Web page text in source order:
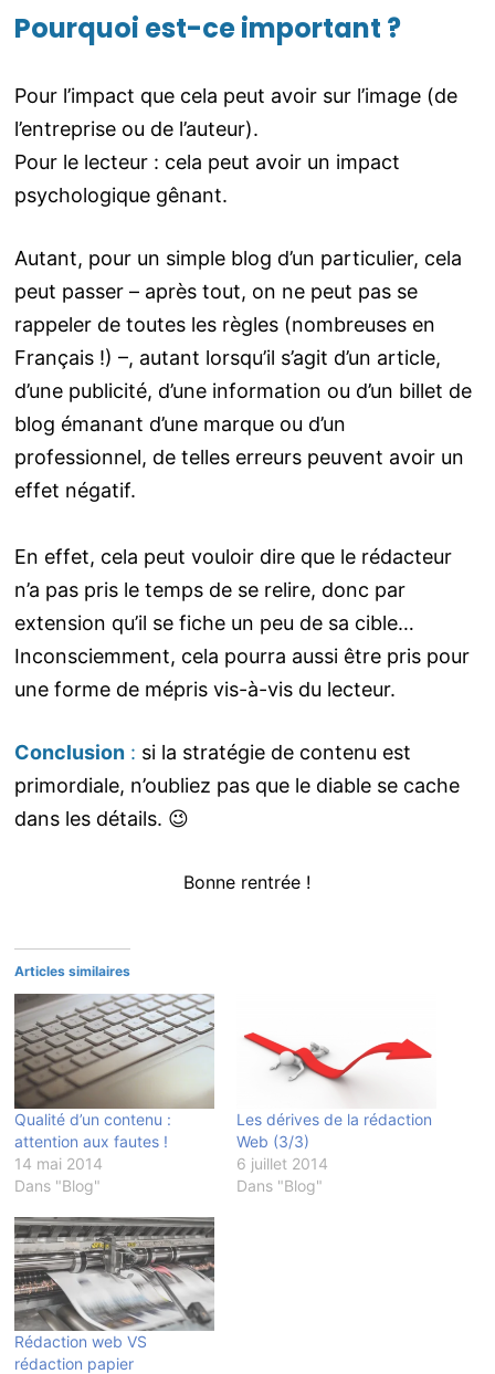
Pourquoi est-ce important ?
Pour l’impact que cela peut avoir sur l’image (de
l’entreprise ou de l’auteur).
Pour le lecteur : cela peut avoir un impact
psychologique gênant.
Autant, pour un simple blog d’un particulier, cela
peut passer – après tout, on ne peut pas se
rappeler de toutes les règles (nombreuses en
Français !) –, autant lorsqu’il s’agit d’un article,
d’une publicité, d’une information ou d’un billet de
blog émanant d’une marque ou d’un
professionnel, de telles erreurs peuvent avoir un
effet négatif.
En effet, cela peut vouloir dire que le rédacteur
n’a pas pris le temps de se relire, donc par
extension qu’il se fiche un peu de sa cible…
Inconsciemment, cela pourra aussi être pris pour
une forme de mépris vis-à-vis du lecteur.
Conclusion : si la stratégie de contenu est
primordiale, n’oubliez pas que le diable se cache
dans les détails. 😉
Bonne rentrée !
Articles similaires
Qualité d’un contenu :
attention aux fautes !
14 mai 2014
Dans "Blog"
Les dérives de la rédaction
Web (3/3)
6 juillet 2014
Dans "Blog"
Rédaction web VS
rédaction papier